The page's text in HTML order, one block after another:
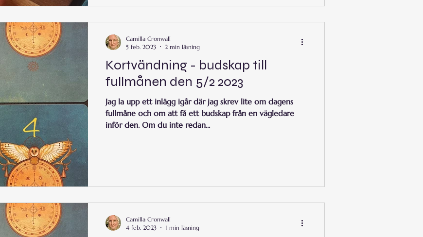
Kortvändning - budskap till
fullmånen den 5/2 2023
Jag la upp ett inlägg igår där jag skrev lite om dagens
fullmåne och om att få ett budskap från en vägledare
inför den. Om du inte redan...
Camilla Cronwall
5 feb. 2023
2 min läsning
Camilla Cronwall
4 feb. 2023
1 min läsning